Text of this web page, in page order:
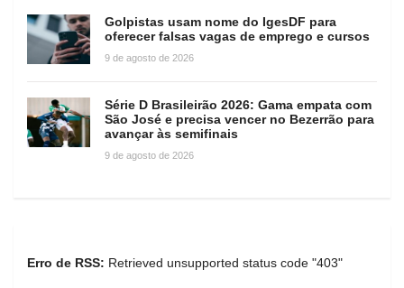
Golpistas usam nome do IgesDF para
oferecer falsas vagas de emprego e cursos
9 de agosto de 2026
Série D Brasileirão 2026: Gama empata com
São José e precisa vencer no Bezerrão para
avançar às semifinais
9 de agosto de 2026
Erro de RSS: Retrieved unsupported status code "403"